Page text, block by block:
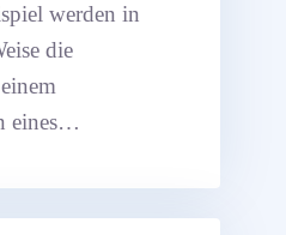
werden in
die
eines